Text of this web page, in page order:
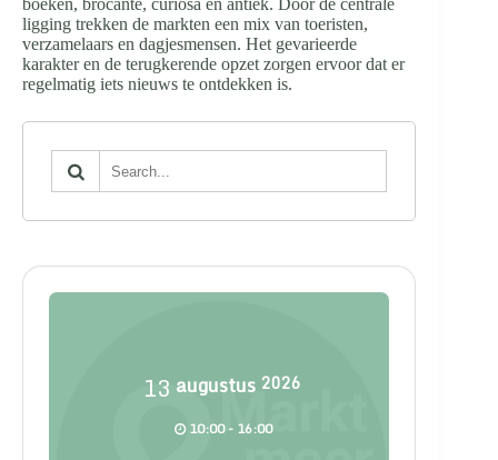
boeken, brocante, curiosa en antiek. Door de centrale
ligging trekken de markten een mix van toeristen,
verzamelaars en dagjesmensen. Het gevarieerde
karakter en de terugkerende opzet zorgen ervoor dat er
regelmatig iets nieuws te ontdekken is.
13 augustus 2026
10:00 - 16:00